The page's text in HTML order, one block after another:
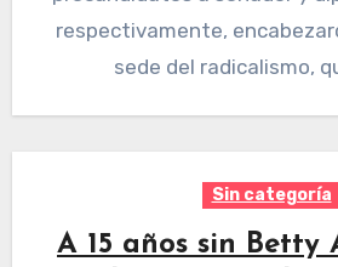
respectivamente,
sede del radicalismo,
Sin categoría
A 15 años sin Betty